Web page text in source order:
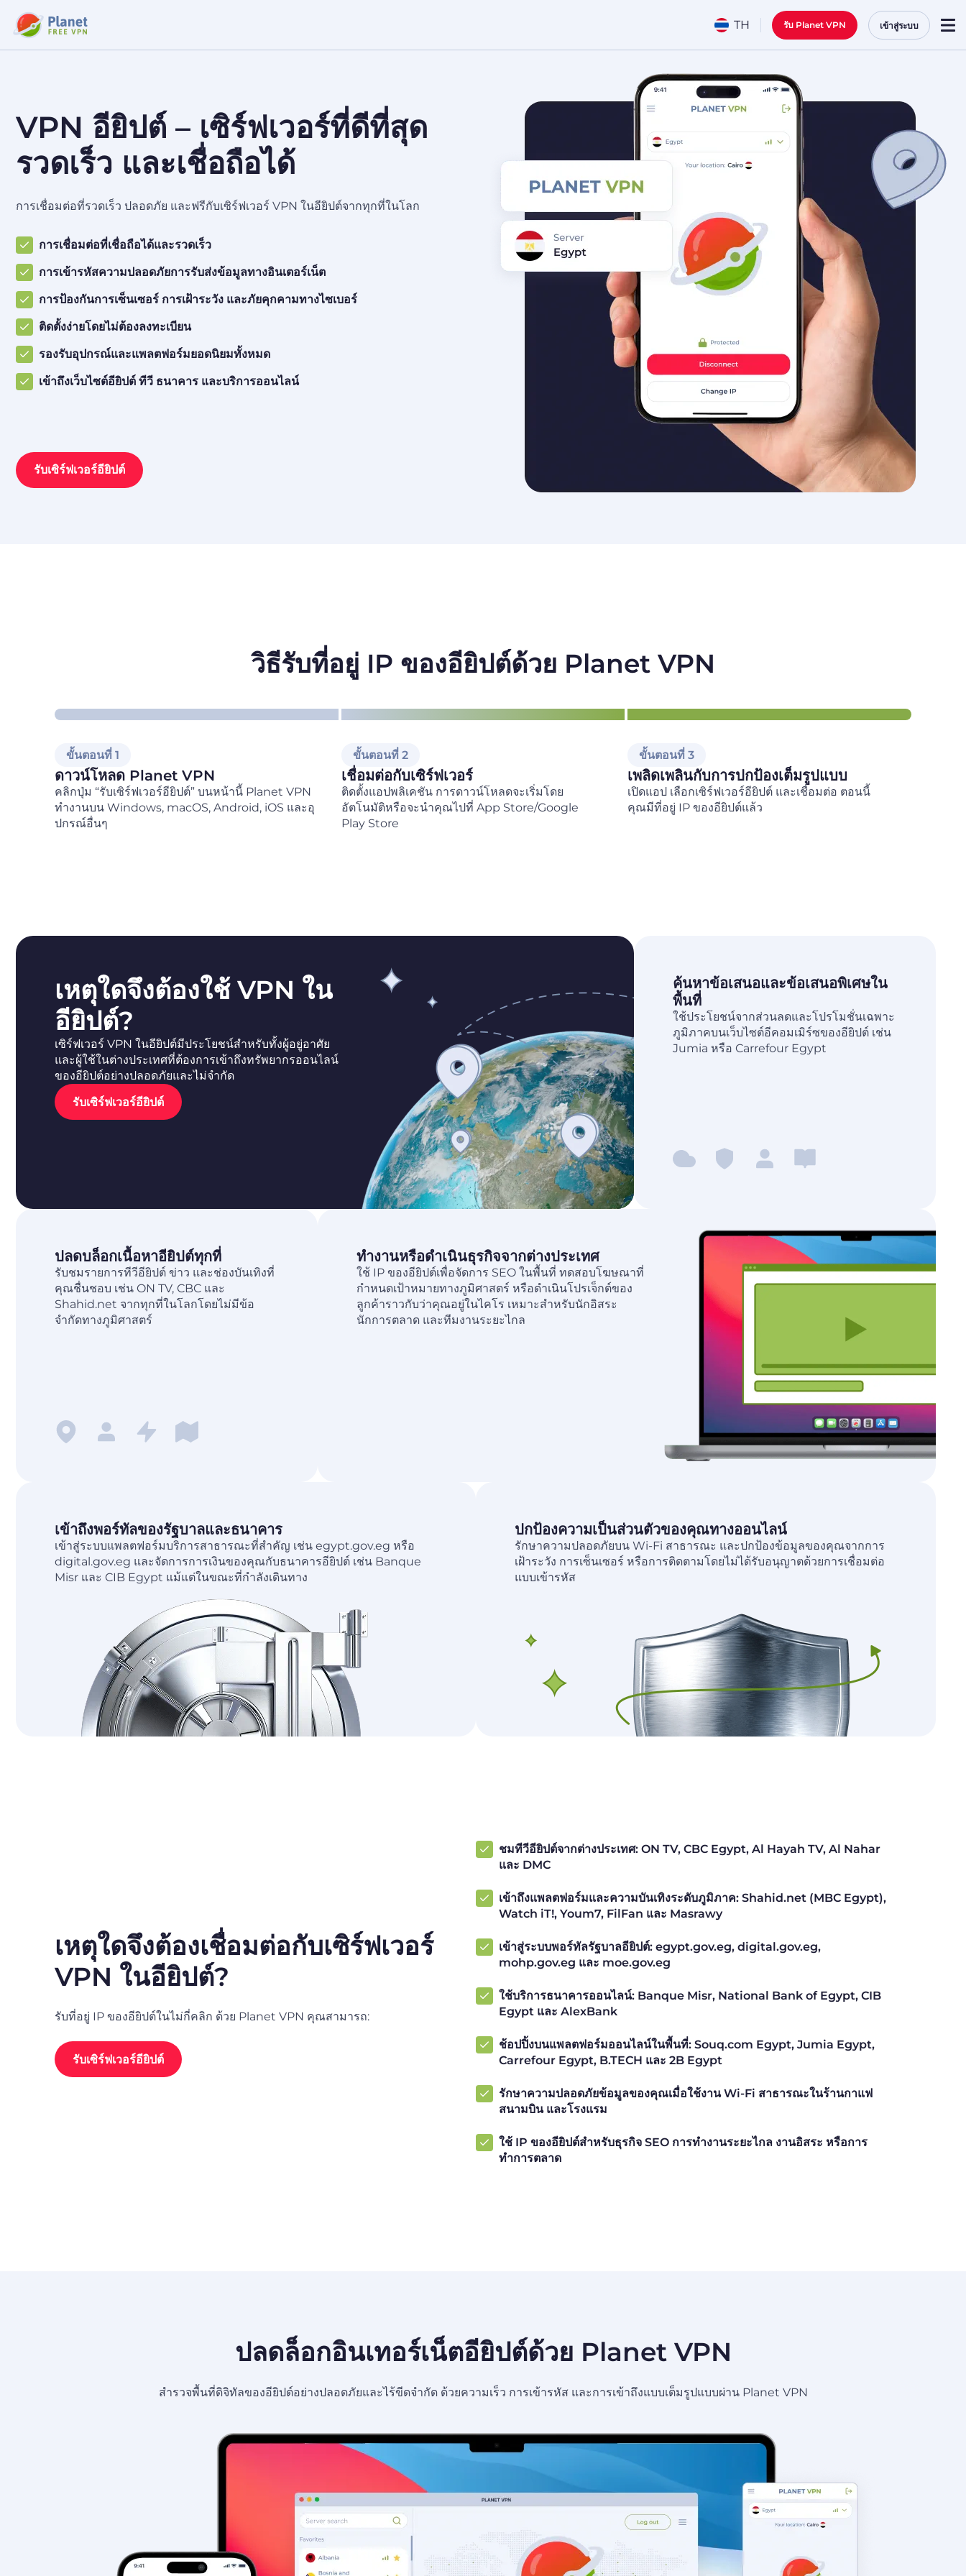
TH รับ Planet VPN เข้าสู่ระบบ
VPN อียิปต์ – เซิร์ฟเวอร์ที่ดีที่สุด
รวดเร็ว และเชื่อถือได้
การเชื่อมต่อที่รวดเร็ว ปลอดภัย และฟรีกับเซิร์ฟเวอร์ VPN ในอียิปต์จากทุกที่ในโลก
การเชื่อมต่อที่เชื่อถือได้และรวดเร็ว
การเข้ารหัสความปลอดภัยการรับส่งข้อมูลทางอินเตอร์เน็ต
การป้องกันการเซ็นเซอร์ การเฝ้าระวัง และภัยคุกคามทางไซเบอร์
ติดตั้งง่ายโดยไม่ต้องลงทะเบียน
รองรับอุปกรณ์และแพลตฟอร์มยอดนิยมทั้งหมด
เข้าถึงเว็บไซต์อียิปต์ ทีวี ธนาคาร และบริการออนไลน์
รับเซิร์ฟเวอร์อียิปต์
วิธีรับที่อยู่ IP ของอียิปต์ด้วย Planet VPN
ขั้นตอนที่ 1
ดาวน์โหลด Planet VPN
คลิกปุ่ม “รับเซิร์ฟเวอร์อียิปต์” บนหน้านี้ Planet VPN
ทำงานบน Windows, macOS, Android, iOS และอุ
ปกรณ์อื่นๆ
ขั้นตอนที่ 2
เชื่อมต่อกับเซิร์ฟเวอร์
ติดตั้งแอปพลิเคชัน การดาวน์โหลดจะเริ่มโดย
อัตโนมัติหรือจะนำคุณไปที่ App Store/Google
Play Store
ขั้นตอนที่ 3
เพลิดเพลินกับการปกป้องเต็มรูปแบบ
เปิดแอป เลือกเซิร์ฟเวอร์อียิปต์ และเชื่อมต่อ ตอนนี้
คุณมีที่อยู่ IP ของอียิปต์แล้ว
เหตุใดจึงต้องใช้ VPN ใน
อียิปต์?
เซิร์ฟเวอร์ VPN ในอียิปต์มีประโยชน์สำหรับทั้งผู้อยู่อาศัย
และผู้ใช้ในต่างประเทศที่ต้องการเข้าถึงทรัพยากรออนไลน์
ของอียิปต์อย่างปลอดภัยและไม่จำกัด
รับเซิร์ฟเวอร์อียิปต์
ค้นหาข้อเสนอและข้อเสนอพิเศษใน
พื้นที่
ใช้ประโยชน์จากส่วนลดและโปรโมชั่นเฉพาะ
ภูมิภาคบนเว็บไซต์อีคอมเมิร์ซของอียิปต์ เช่น
Jumia หรือ Carrefour Egypt
ปลดบล็อกเนื้อหาอียิปต์ทุกที่
รับชมรายการทีวีอียิปต์ ข่าว และช่องบันเทิงที่
คุณชื่นชอบ เช่น ON TV, CBC และ
Shahid.net จากทุกที่ในโลกโดยไม่มีข้อ
จำกัดทางภูมิศาสตร์
ทำงานหรือดำเนินธุรกิจจากต่างประเทศ
ใช้ IP ของอียิปต์เพื่อจัดการ SEO ในพื้นที่ ทดสอบโฆษณาที่
กำหนดเป้าหมายทางภูมิศาสตร์ หรือดำเนินโปรเจ็กต์ของ
ลูกค้าราวกับว่าคุณอยู่ในไคโร เหมาะสำหรับนักอิสระ
นักการตลาด และทีมงานระยะไกล
เข้าถึงพอร์ทัลของรัฐบาลและธนาคาร
เข้าสู่ระบบแพลตฟอร์มบริการสาธารณะที่สำคัญ เช่น egypt.gov.eg หรือ
digital.gov.eg และจัดการการเงินของคุณกับธนาคารอียิปต์ เช่น Banque
Misr และ CIB Egypt แม้แต่ในขณะที่กำลังเดินทาง
ปกป้องความเป็นส่วนตัวของคุณทางออนไลน์
รักษาความปลอดภัยบน Wi-Fi สาธารณะ และปกป้องข้อมูลของคุณจากการ
เฝ้าระวัง การเซ็นเซอร์ หรือการติดตามโดยไม่ได้รับอนุญาตด้วยการเชื่อมต่อ
แบบเข้ารหัส
เหตุใดจึงต้องเชื่อมต่อกับเซิร์ฟเวอร์
VPN ในอียิปต์?
รับที่อยู่ IP ของอียิปต์ในไม่กี่คลิก ด้วย Planet VPN คุณสามารถ:
รับเซิร์ฟเวอร์อียิปต์
ชมทีวีอียิปต์จากต่างประเทศ: ON TV, CBC Egypt, Al Hayah TV, Al Nahar
และ DMC
เข้าถึงแพลตฟอร์มและความบันเทิงระดับภูมิภาค: Shahid.net (MBC Egypt),
Watch iT!, Youm7, FilFan และ Masrawy
เข้าสู่ระบบพอร์ทัลรัฐบาลอียิปต์: egypt.gov.eg, digital.gov.eg,
mohp.gov.eg และ moe.gov.eg
ใช้บริการธนาคารออนไลน์: Banque Misr, National Bank of Egypt, CIB
Egypt และ AlexBank
ช้อปปิ้งบนแพลตฟอร์มออนไลน์ในพื้นที่: Souq.com Egypt, Jumia Egypt,
Carrefour Egypt, B.TECH และ 2B Egypt
รักษาความปลอดภัยข้อมูลของคุณเมื่อใช้งาน Wi-Fi สาธารณะในร้านกาแฟ
สนามบิน และโรงแรม
ใช้ IP ของอียิปต์สำหรับธุรกิจ SEO การทำงานระยะไกล งานอิสระ หรือการ
ทำการตลาด
ปลดล็อกอินเทอร์เน็ตอียิปต์ด้วย Planet VPN
สำรวจพื้นที่ดิจิทัลของอียิปต์อย่างปลอดภัยและไร้ขีดจำกัด ด้วยความเร็ว การเข้ารหัส และการเข้าถึงแบบเต็มรูปแบบผ่าน Planet VPN